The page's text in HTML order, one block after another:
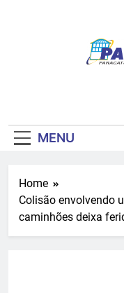
MENU
Home
Colisão envolvendo
caminhões deixa